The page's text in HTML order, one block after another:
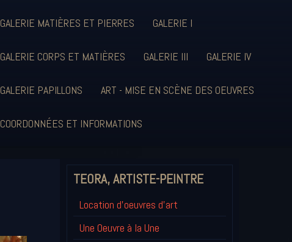
GALERIE MATIÈRES ET PIERRES GALERIE I
GALERIE CORPS ET MATIÈRES GALERIE III GALERIE IV
GALERIE PAPILLONS ART - MISE EN SCÈNE DES OEUVRES
COORDONNÉES ET INFORMATIONS
TEORA, ARTISTE-PEINTRE
Location d'oeuvres d'art
Une Oeuvre à la Une